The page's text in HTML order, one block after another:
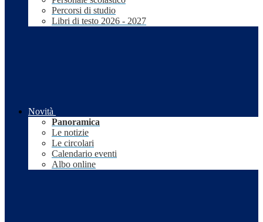
Percorsi di studio
Libri di testo 2026 - 2027
Novità
Panoramica
Le notizie
Le circolari
Calendario eventi
Albo online